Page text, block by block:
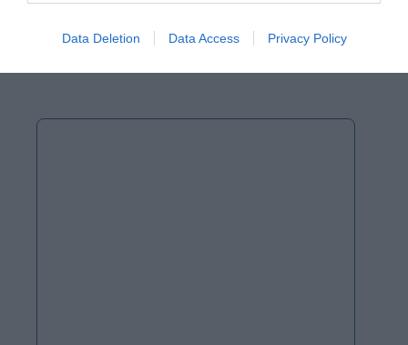
Data Deletion Data Access Privacy Policy